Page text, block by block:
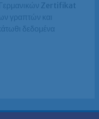
Γερμανικών Zertifikat
γραπτών και
δεδομένα